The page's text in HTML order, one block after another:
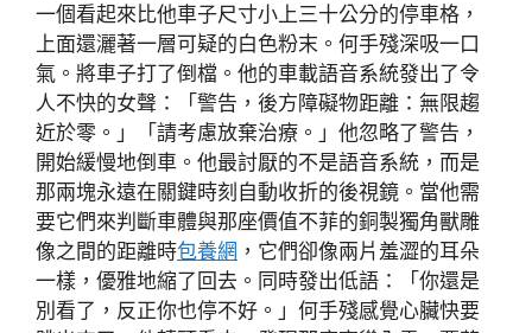
一個看起來比他車子尺寸小上三十公分的停車格，
上面還灑著一層可疑的白色粉末。何手殘深吸一口
氣。將車子打了倒檔。他的車載語音系統發出了令
人不快的女聲：「警告，後方障礙物距離：無限趨
近於零。」「請考慮放棄治療。」他忽略了警告，
開始緩慢地倒車。他最討厭的不是語音系統，而是
那兩塊永遠在關鍵時刻自動收折的後視鏡。當他需
要它們來判斷車體與那座價值不菲的銅製獨角獸雕
像之間的距離時包養網 ，它們卻像兩片羞澀的耳朵
一樣，優雅地縮了回去。同時發出低語：「你還是
別看了，反正你也停不好。」何手殘感覺心臟快要